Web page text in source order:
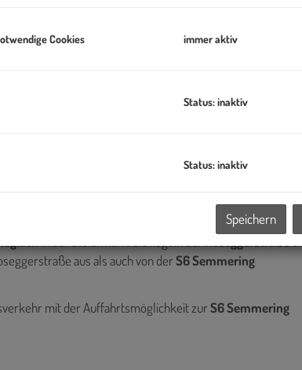
aus als auch von derS6 Semmering
mit der Auffahrtsmöglichkeit zurS6 Semmering
Cookies immer aktiv
Status: inaktiv
Status: inaktiv
Speichern